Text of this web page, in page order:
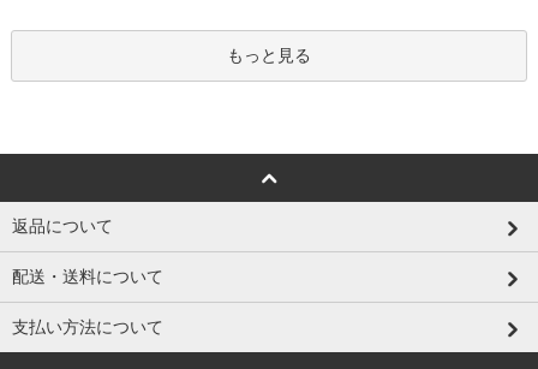
もっと見る
返品について
配送・送料について
支払い方法について